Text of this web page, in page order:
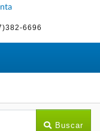
6696
Buscar